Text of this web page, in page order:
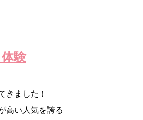
験
きました！
高い人気を誇る